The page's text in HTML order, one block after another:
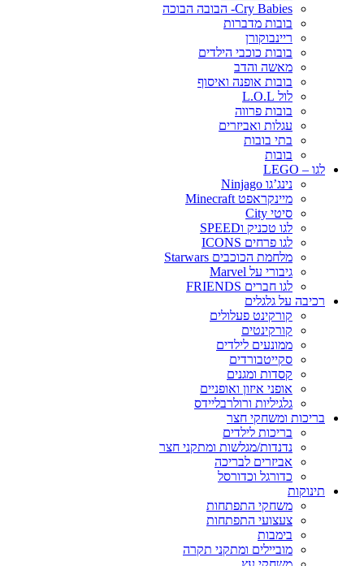
Cry Babies- הבובה הבוכה
בובות מדברות
ריינבוקורן
בובות כוכבי הילדים
מאשה והדב
בובות אופנה ואיסוף
לול L.O.L
בובות פרווה
עגלות ואביזרים
בתי בובות
בובות
לגו – LEGO
נינג’גו Ninjago
מיינקראפט Minecraft
סיטי City
לגו טכניק וSPEED
לגו פרחים ICONS
מלחמת הכוכבים Starwars
גיבורי על Marvel
לגו חברים FRIENDS
רכיבה על גלגלים
קורקינט פעלולים
קורקינטים
ממונעים לילדים
סקייטבורדים
קסדות ומגנים
אופני איזון ואופניים
גלגיליות ורולרבליידס
בריכות ומשחקי חצר
בריכות לילדים
נדנדות/מגלשות ומתקני חצר
אביזרים לבריכה
כדורגל וכדורסל
תינוקות
משחקי התפתחות
צעצועי התפתחות
בימבות
מוביילים ומתקני תקרה